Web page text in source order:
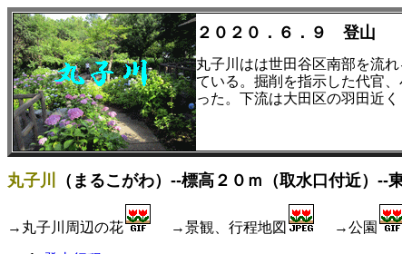
２０２０．６．９ 登山
丸子川はは世田谷区南部を流
ている。掘削を指示した代官
った。下流は大田区の羽田近
丸子川 （まるこがわ）--標高２０ｍ（取水口付近）--
→丸子川周辺の花 →景観、行程地図 →公園